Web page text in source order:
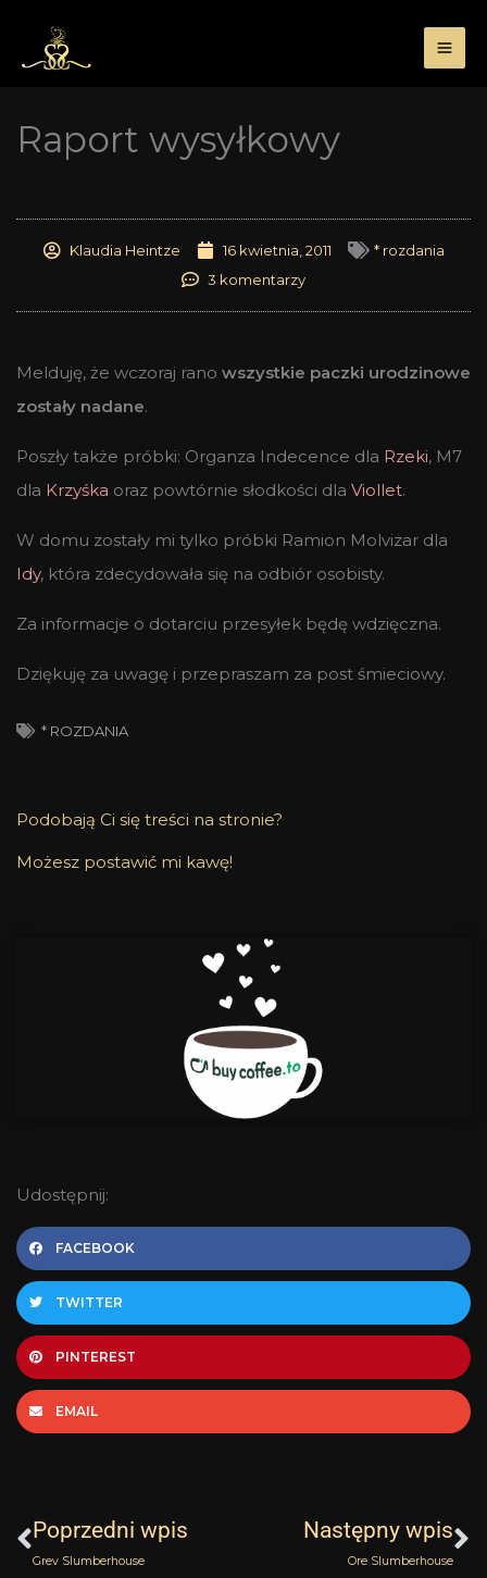
treści
Raport wysyłkowy
Klaudia Heintze 16 kwietnia, 2011
* rozdania
3 komentarzy
Melduję, że wczoraj rano wszystkie paczki urodzinowe
zostały nadane.
Poszły także próbki: Organza Indecence dla Rzeki, M7
dla Krzyśka oraz powtórnie słodkości dla Viollet.
W domu zostały mi tylko próbki Ramion Molvizar dla
Idy, która zdecydowała się na odbiór osobisty.
Za informacje o dotarciu przesyłek będę wdzięczna.
Dziękuję za uwagę i przepraszam za post śmieciowy.
* ROZDANIA
Podobają Ci się treści na stronie?
Możesz postawić mi kawę!
Udostępnij:
FACEBOOK
TWITTER
PINTEREST
EMAIL
Poprzedni wpis
Grev Slumberhouse
Następny wpis
Ore Slumberhouse